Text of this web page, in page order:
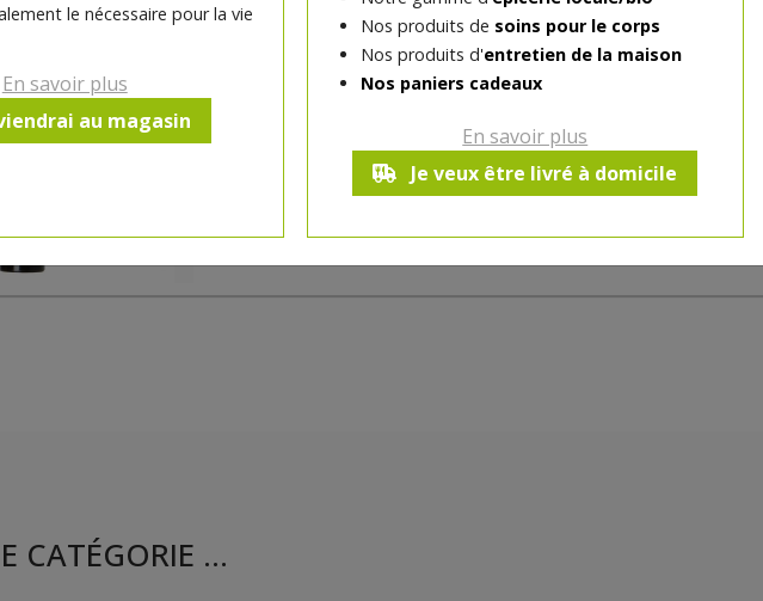
le nécessaire pour la vie
En savoir plus
au magasin
Nos produits de soins pour le corps
Nos produits d'entretien de la maison
Nos paniers cadeaux
En savoir plus
Je veux être livré à domicile
vous propose de découvrir le crayon rouge à lèvres Rose Délicat
certifié bio : texture moelleuse, application facile, longue tenue? On
parie qu?il ne va plus quitter votre sac à main ?
Ce produit est indisponible pour le moment.
CATÉGORIE ...